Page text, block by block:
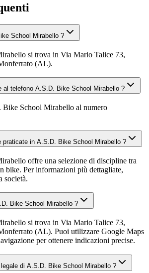
School Mirabello ?
si trova in Via Mario Talice 73,
(AL).
al telefono A.S.D. Bike School Mirabello ?
Bike School Mirabello al numero
praticate in A.S.D. Bike School Mirabello ?
offre una selezione di discipline tra
bike. Per informazioni più dettagliate,
società.
Bike School Mirabello ?
si trova in Via Mario Talice 73,
(AL). Puoi utilizzare Google Maps
per ottenere indicazioni precise.
di A.S.D. Bike School Mirabello ?